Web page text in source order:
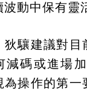
波動中保有靈
狄驤建議對目
減碼或進場
為操作的第一